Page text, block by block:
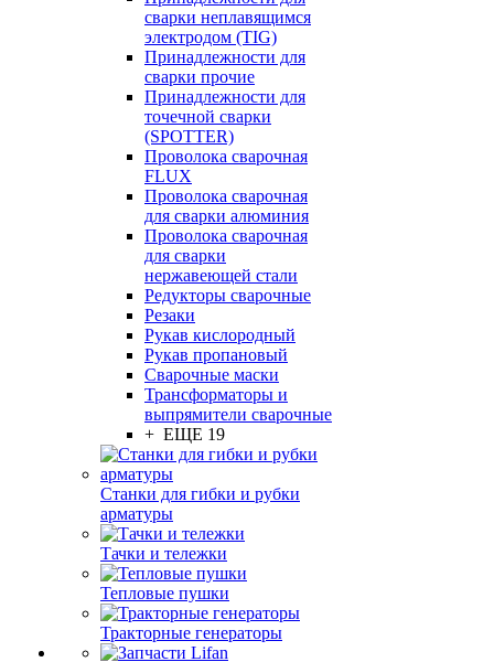
сварки неплавящимся
электродом (TIG)
Принадлежности для
сварки прочие
Принадлежности для
точечной сварки
(SPOTTER)
Проволока сварочная
FLUX
Проволока сварочная
для сварки алюминия
Проволока сварочная
для сварки
нержавеющей стали
Редукторы сварочные
Резаки
Рукав кислородный
Рукав пропановый
Сварочные маски
Трансформаторы и
выпрямители сварочные
+ ЕЩЕ 19
Станки для гибки и рубки
арматуры
Тачки и тележки
Тепловые пушки
Тракторные генераторы